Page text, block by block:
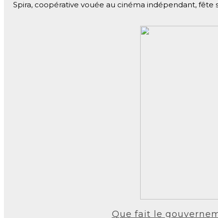
Spira, coopérative vouée au cinéma indépendant,
Que fait le